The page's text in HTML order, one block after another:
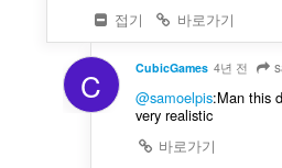
접기
바로가기
C CubicGames 4년 전
@samoelpis:Man this
very realistic
바로가기